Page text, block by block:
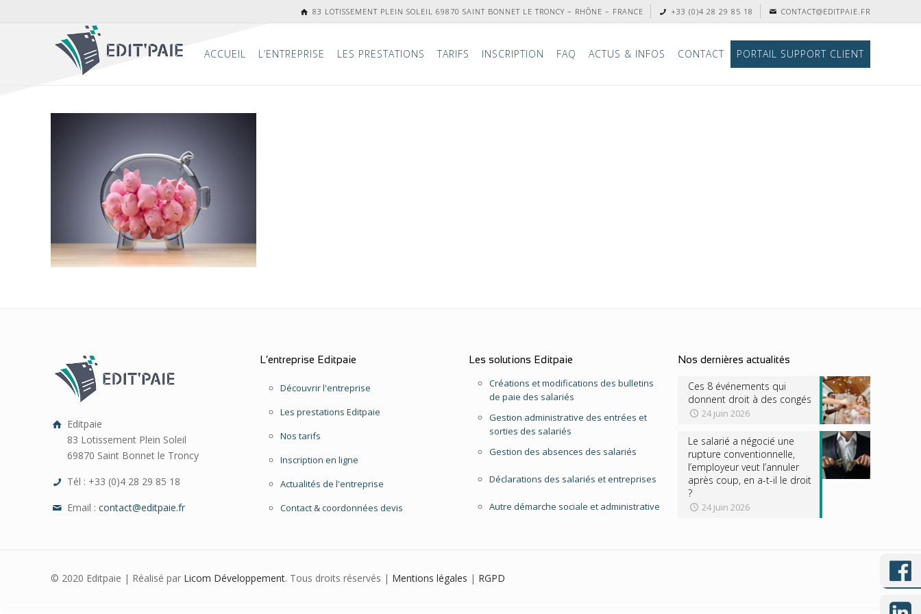
83 LOTISSEMENT PLEIN SOLEIL 69870 SAINT BONNET LE TRONCY – RHÔNE – FRANCE +33 (0)4 28 29 85 18 CONTACT@EDITPAIE.FR
ACCUEIL L’ENTREPRISE LES PRESTATIONS TARIFS INSCRIPTION FAQ ACTUS & INFOS CONTACT PORTAIL SUPPORT CLIENT
Editpaie
83 Lotissement Plein Soleil
69870 Saint Bonnet le Troncy
Tél : +33 (0)4 28 29 85 18
Email : contact@editpaie.fr
L’entreprise Editpaie
Découvrir l'entreprise
Les prestations Editpaie
Nos tarifs
Inscription en ligne
Actualités de l'entreprise
Contact & coordonnées devis
Les solutions Editpaie
Créations et modifications des bulletins
de paie des salariés
Gestion administrative des entrées et
sorties des salariés
Gestion des absences des salariés
Déclarations des salariés et entreprises
Autre démarche sociale et administrative
Nos dernières actualités
Ces 8 événements qui
donnent droit à des congés
24 juin 2026
Le salarié a négocié une
rupture conventionnelle,
l’employeur veut l’annuler
après coup, en a-t-il le droit
?
24 juin 2026
© 2020 Editpaie | Réalisé par Licom Développement. Tous droits réservés | Mentions légales | RGPD